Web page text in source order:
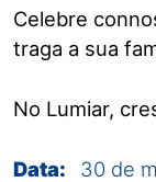
Celebre
traga a sua
No Lumiar,
Data: 30 de